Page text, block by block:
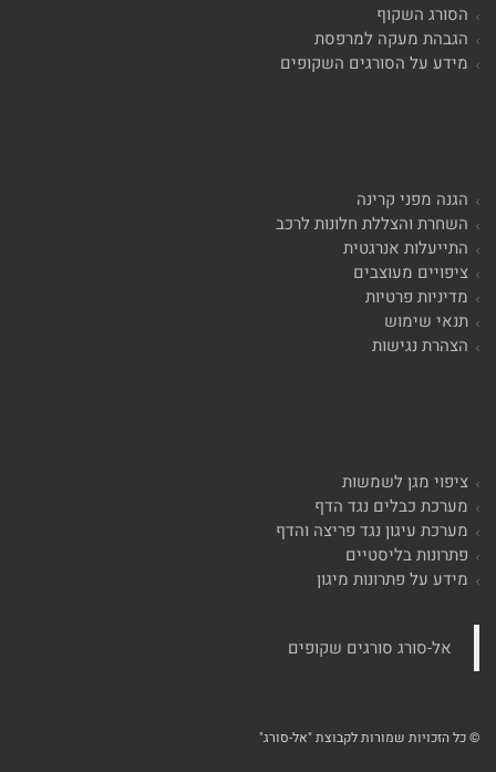
הסורג השקוף
הגבהת מעקה למרפסת
מידע על הסורגים השקופים
הגנה מפני קרינה
השחרת והצללת חלונות לרכב
התייעלות אנרגטית
ציפויים מעוצבים
מדיניות פרטיות
תנאי שימוש
הצהרת נגישות
ציפוי מגן לשמשות
מערכת כבלים נגד הדף
מערכת עיגון נגד פריצה והדף
פתרונות בליסטיים
מידע על פתרונות מיגון
‏אל-סורג סורגים שקופים‏
© כל הזכויות שמורות לקבוצת "אל-סורג"